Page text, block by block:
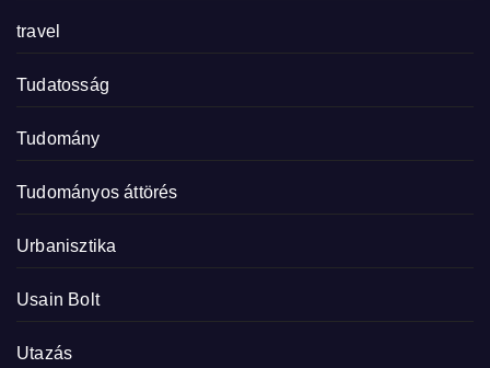
travel
Tudatosság
Tudomány
Tudományos áttörés
Urbanisztika
Usain Bolt
Utazás